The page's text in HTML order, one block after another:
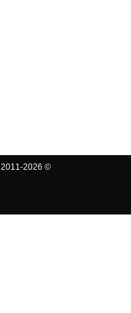
2011-2026 ©